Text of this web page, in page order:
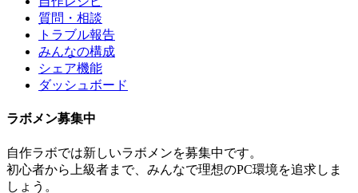
質問・相談
トラブル報告
みんなの構成
シェア機能
ダッシュボード
ラボメン募集中
自作ラボでは新しいラボメンを募集中です。
初心者から上級者まで、みんなで理想のPC環境を追求しま
しょう。